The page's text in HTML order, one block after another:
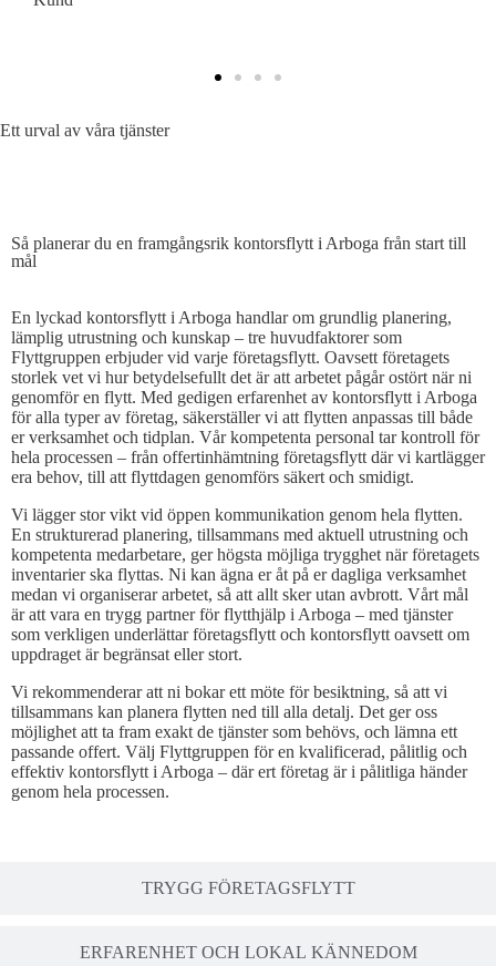
Ett urval av våra tjänster
TRYGG FÖRETAGSFLYTT
ERFARENHET OCH LOKAL KÄNNEDOM
Så planerar du en framgångsrik kontorsflytt i Arboga från start till
mål
En lyckad kontorsflytt i Arboga handlar om grundlig planering,
lämplig utrustning och kunskap – tre huvudfaktorer som
Flyttgruppen erbjuder vid varje företagsflytt. Oavsett företagets
storlek vet vi hur betydelsefullt det är att arbetet pågår ostört när ni
genomför en flytt. Med gedigen erfarenhet av kontorsflytt i Arboga
för alla typer av företag, säkerställer vi att flytten anpassas till både
er verksamhet och tidplan. Vår kompetenta personal tar kontroll för
hela processen – från offertinhämtning företagsflytt där vi kartlägger
era behov, till att flyttdagen genomförs säkert och smidigt.
Vi lägger stor vikt vid öppen kommunikation genom hela flytten.
En strukturerad planering, tillsammans med aktuell utrustning och
kompetenta medarbetare, ger högsta möjliga trygghet när företagets
inventarier ska flyttas. Ni kan ägna er åt på er dagliga verksamhet
medan vi organiserar arbetet, så att allt sker utan avbrott. Vårt mål
är att vara en trygg partner för flytthjälp i Arboga – med tjänster
som verkligen underlättar företagsflytt och kontorsflytt oavsett om
uppdraget är begränsat eller stort.
Vi rekommenderar att ni bokar ett möte för besiktning, så att vi
tillsammans kan planera flytten ned till alla detalj. Det ger oss
möjlighet att ta fram exakt de tjänster som behövs, och lämna ett
passande offert. Välj Flyttgruppen för en kvalificerad, pålitlig och
effektiv kontorsflytt i Arboga – där ert företag är i pålitliga händer
genom hela processen.